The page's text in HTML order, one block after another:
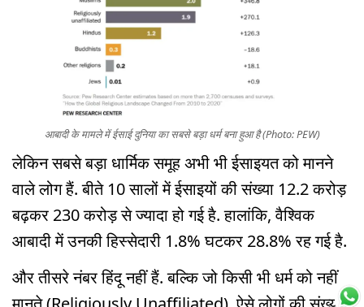
आबादी के मामले में ईसाई दुनिया का सबसे बड़ा धर्म बना हुआ है (Photo: PEW)
लेकिन सबसे बड़ा धार्मिक समूह अभी भी ईसाइयत को मानने
वाले लोग हैं. बीते 10 सालों में ईसाइयों की संख्या 12.2 करोड़
बढ़कर 230 करोड़ से ज्यादा हो गई है. हालांकि, वैश्विक
आबादी में उनकी हिस्सेदारी 1.8% घटकर 28.8% रह गई है.
और तीसरे नंबर हिंदू नहीं हैं. बल्कि जो किसी भी धर्म को नहीं